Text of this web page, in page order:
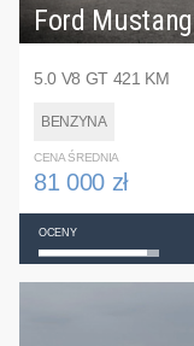
Ford Mustang
5.0 V8 GT 421 KM
BENZYNA
CENA ŚREDNIA
81 000 zł
OCENY